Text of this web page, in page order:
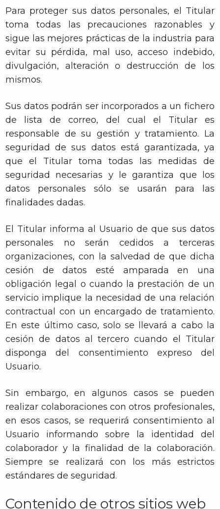
Para proteger sus datos personales, el Titular
toma todas las precauciones razonables y
sigue las mejores prácticas de la industria para
evitar su pérdida, mal uso, acceso indebido,
divulgación, alteración o destrucción de los
mismos.
Sus datos podrán ser incorporados a un fichero
de lista de correo, del cual el Titular es
responsable de su gestión y tratamiento. La
seguridad de sus datos está garantizada, ya
que el Titular toma todas las medidas de
seguridad necesarias y le garantiza que los
datos personales sólo se usarán para las
finalidades dadas.
El Titular informa al Usuario de que sus datos
personales no serán cedidos a terceras
organizaciones, con la salvedad de que dicha
cesión de datos esté amparada en una
obligación legal o cuando la prestación de un
servicio implique la necesidad de una relación
contractual con un encargado de tratamiento.
En este último caso, solo se llevará a cabo la
cesión de datos al tercero cuando el Titular
disponga del consentimiento expreso del
Usuario.
Sin embargo, en algunos casos se pueden
realizar colaboraciones con otros profesionales,
en esos casos, se requerirá consentimiento al
Usuario informando sobre la identidad del
colaborador y la finalidad de la colaboración.
Siempre se realizará con los más estrictos
estándares de seguridad.
Contenido de otros sitios web